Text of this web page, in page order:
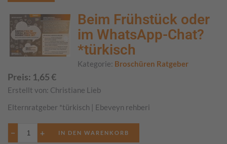
Beim Frühstück oder
im WhatsApp-Chat?
*türkisch
Kategorie: Broschüren Ratgeber
Preis: 1,65€
Erstellt von: Christiane Lieb
Elternratgeber *türkisch | Ebeveyn rehberi
− +